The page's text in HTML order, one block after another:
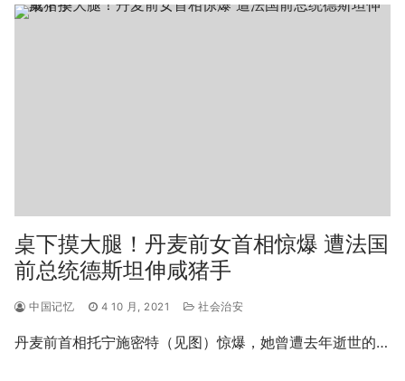
桌下摸大腿！丹麦前女首相惊爆 遭法国
前总统德斯坦伸咸猪手
中国记忆 4 10 月, 2021 社会治安
丹麦前首相托宁施密特（见图）惊爆，她曾遭去年逝世的…